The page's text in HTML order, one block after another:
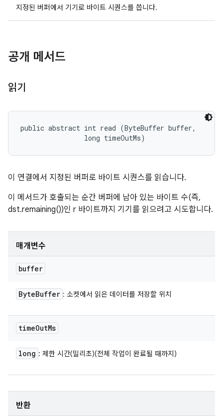
지정된 버퍼에서 기기로 바이트 시퀀스를 씁니다.
공개 메서드
읽기
public abstract int read (ByteBuffer buffer,
                long timeOutMs)
이 연결에서 지정된 버퍼로 바이트 시퀀스를 읽습니다.
이 메서드가 호출되는 순간 버퍼에 남아 있는 바이트 수(즉,
dst.remaining())인 r 바이트까지 기기를 읽으려고 시도합니다.
매개변수
buffer
ByteBuffer : 소켓에서 읽은 데이터를 저장할 위치
timeOutMs
long : 제한 시간(밀리초)(전체 작업이 완료될 때까지)
반환